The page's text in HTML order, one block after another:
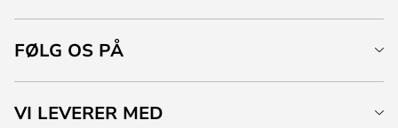
FØLG OS PÅ
VI LEVERER MED